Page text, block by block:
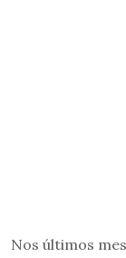
Nos últimos